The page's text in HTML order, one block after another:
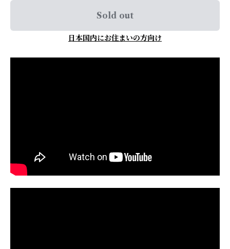
Sold out
日本国内にお住まいの方向け